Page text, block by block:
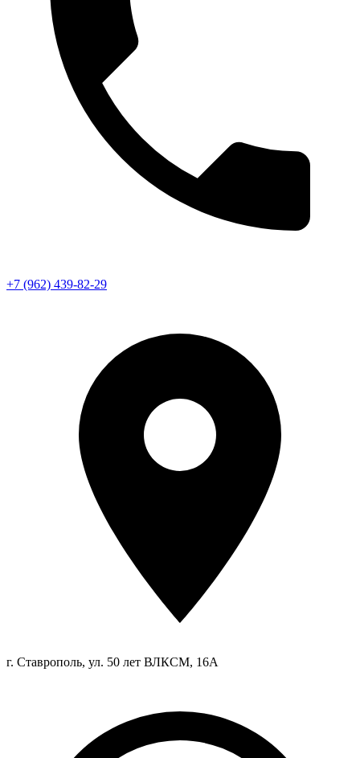
+7 (962) 439-82-29
г. Ставрополь, ул. 50 лет ВЛКСМ, 16А